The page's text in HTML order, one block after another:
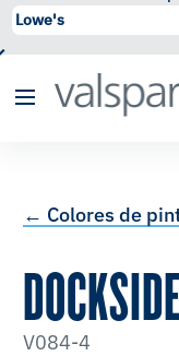
se
← Colores de
V084-4